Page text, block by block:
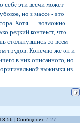
себе эти весчи может
но в массе - это
Хотя...... возможно
редкий контекст, что
столкнувшись со всем
трудов. Конечно же он и
в них описанного, но
выжимки из
13:56 | Сообщение #27